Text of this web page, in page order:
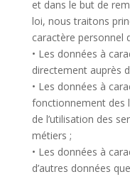
et dans le but de
loi, nous traitons
caractère personnel
• Les données à
directement auprès
• Les données à
fonctionnement des
de l’utilisation des
métiers ;
• Les données à
d’autres données